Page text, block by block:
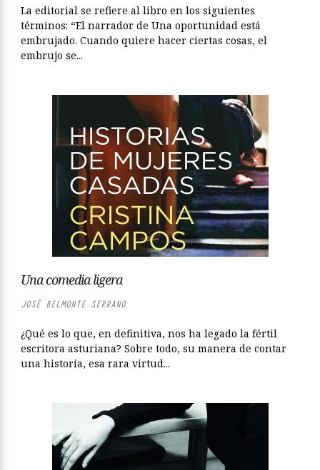
La editorial se refiere al libro en los siguientes
términos: “El narrador de Una oportunidad está
embrujado. Cuando quiere hacer ciertas cosas, el
embrujo se...
Una comedia ligera
JOSÉ BELMONTE SERRANO
¿Qué es lo que, en definitiva, nos ha legado la fértil
escritora asturiana? Sobre todo, su manera de contar
una historia, esa rara virtud...